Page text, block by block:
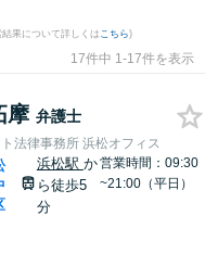
結果について詳しくはこちら)
17件中 1-17件を表示
摩 弁護士
法律事務所 浜松オフィス
浜松駅 か
ら徒歩5
分
営業時間：09:30
~21:00（平日）